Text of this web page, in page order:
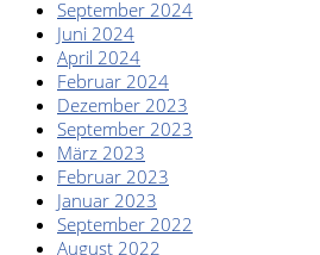
September 2024
Juni 2024
April 2024
Februar 2024
Dezember 2023
September 2023
März 2023
Februar 2023
Januar 2023
September 2022
August 2022